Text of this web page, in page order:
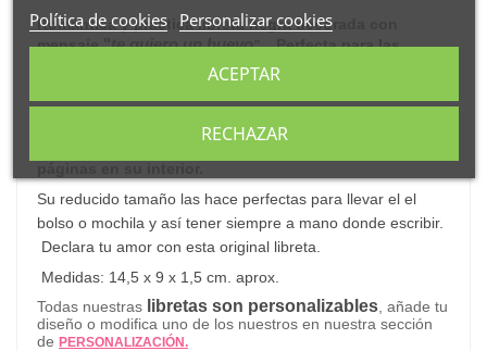
Romántica y prácticalibretanegra decorada con
mensaje"te quiero un huevo".Perfecta para las
anotaciones del día a día. ¡¡No dejes escapar ninguna
blancas. Cierran con goma e incluyen lazo marca-
Su reducido tamaño las hace perfectas para llevar el el
bolso o mochila y así tener siempre a mano donde escribir.
Declara tu amor con esta original libreta.
Medidas: 14,5 x 9 x 1,5 cm. aprox.
Todas nuestras libretas son personalizables , añade tu
diseño o modifica uno de los nuestros en nuestra sección
de PERSONALIZACIÓN.
Política de cookies Personalizar cookies
RECHAZAR
ACEPTAR